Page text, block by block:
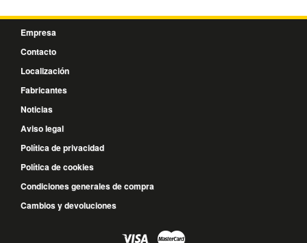
Empresa
Contacto
Localización
Fabricantes
Noticias
Aviso legal
Política de privacidad
Política de cookies
Condiciones generales de compra
Cambios y devoluciones